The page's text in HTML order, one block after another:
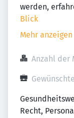
werden,
Blick
Mehr anzeigen
Anzahl der
Recht,